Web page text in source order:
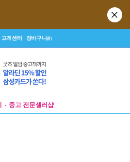
고객센터 장바구니(0)
중고 전문셀러샵